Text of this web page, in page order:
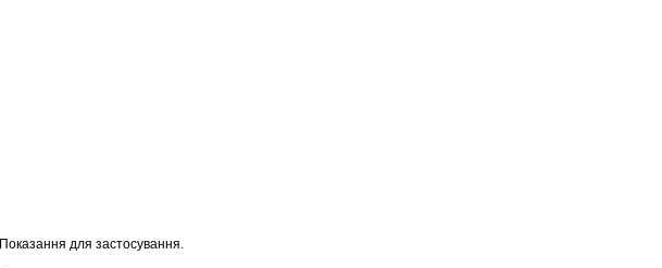
Показання для застосування.